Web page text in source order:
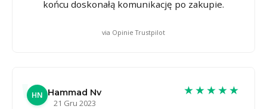
końcu doskonałą komunikację po zakupie.
via Opinie Trustpilot
HN Hammad Nv
21 Gru 2023
★★★★★